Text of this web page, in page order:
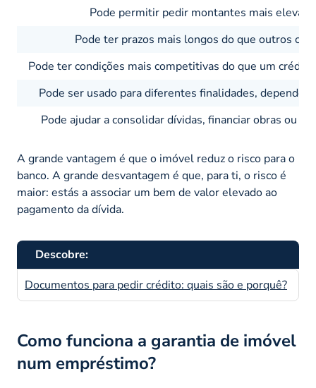
Pode permitir pedir montantes mais
Pode ter prazos mais longos do que outros
Pode ter condições mais competitivas do que um
Pode ser usado para diferentes finalidades,
Pode ajudar a consolidar dívidas, financiar obras ou
A grande vantagem é que o imóvel reduz o risco para o
banco. A grande desvantagem é que, para ti, o risco é
maior: estás a associar um bem de valor elevado ao
pagamento da dívida.
Descobre:
Documentos para pedir crédito: quais são e porquê?
Como funciona a garantia de imóvel
num empréstimo?